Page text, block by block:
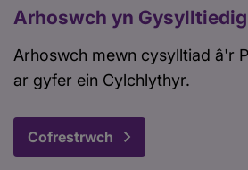
Arhoswch yn Gysylltiedig
Arhoswch mewn cysylltiad â'r
ar gyfer ein Cylchlythyr.
Cofrestrwch